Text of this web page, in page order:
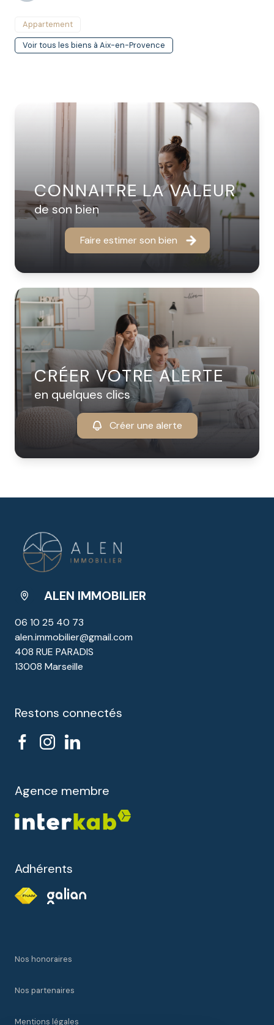
Appartement
Voir tous les biens à Aix-en-Provence
CONNAITRE LA VALEUR
de son bien
Faire estimer son bien
CRÉER VOTRE ALERTE
en quelques clics
Créer une alerte
ALEN IMMOBILIER
06 10 25 40 73
alen.immobilier@gmail.com
408 RUE PARADIS
13008 Marseille
Restons connectés
Agence membre
Adhérents
Nos honoraires
Nos partenaires
Mentions légales